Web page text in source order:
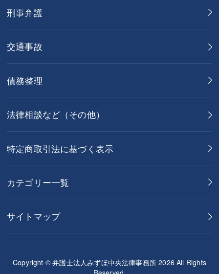
刑事弁護
交通事故
債務整理
法律相談など（その他）
特定商取引法に基づく表示
カテゴリー一覧
サイトマップ
Copyright © 弁護士法人みずほ中央法律事務所 2026 All Rights